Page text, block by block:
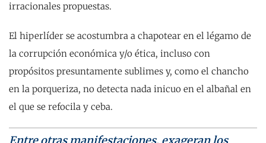
irracionales propuestas.
El hiperlíder se acostumbra a chapotear en el légamo de
la corrupción económica y/o ética, incluso con
propósitos presuntamente sublimes y, como el chancho
en la porqueriza, no detecta nada inicuo en el albañal en
el que se refocila y ceba.